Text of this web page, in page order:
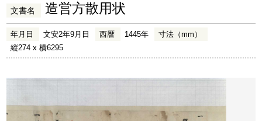
文書名 造営方散用状
年月日 文安2年9月日 西暦 1445年
寸法（mm）
縦274 x 横6295